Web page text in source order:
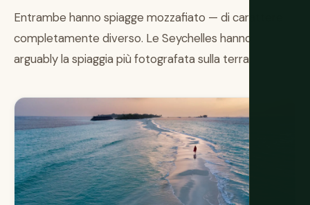
Entrambe hanno spiagge mozzafiato — di carattere
completamente diverso. Le Seychelles hanno
arguably la spiaggia più fotografata sulla terra.